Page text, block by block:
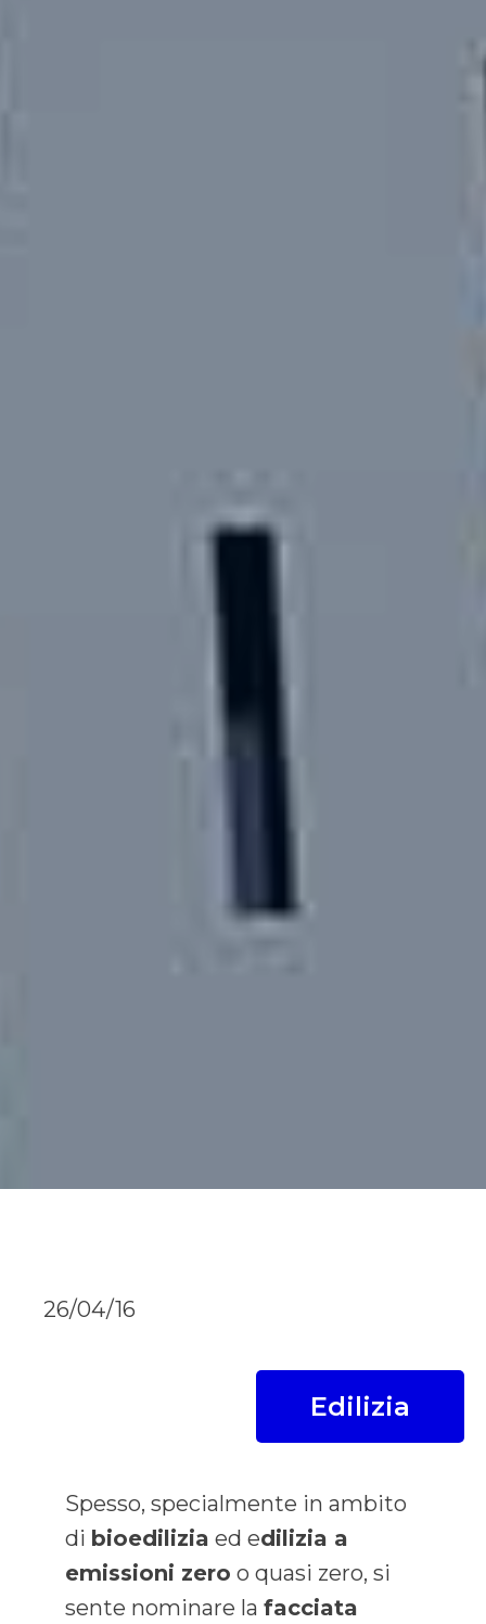
26/04/16
Edilizia
Spesso, specialmente in ambito
di bioedilizia ed edilizia a
emissioni zero o quasi zero, si
sente nominare la facciata